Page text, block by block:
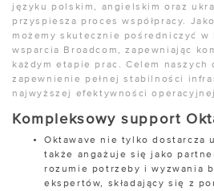
języku polskim, angielskim oraz
przyspiesza proces współpracy.
możemy skutecznie pośredniczyć
wsparcia Broadcom, zapewniając
każdym etapie prac. Celem naszych
zapewnienie pełnej stabilności
najwyższej efektywności
Kompleksowy support
Oktawave nie tylko dostarcza
także angażuje się jako
rozumie potrzeby i wyzwania
ekspertów, składający się z